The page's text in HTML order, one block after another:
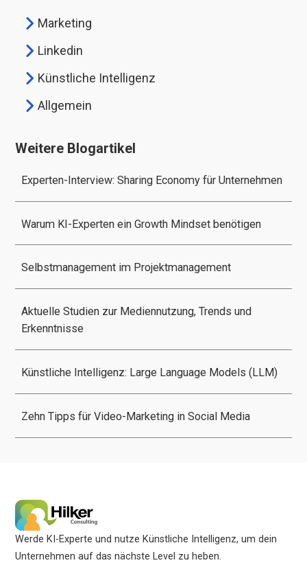
Marketing
Linkedin
Künstliche Intelligenz
Allgemein
Weitere Blogartikel
Experten-Interview: Sharing Economy für Unternehmen
Warum KI-Experten ein Growth Mindset benötigen
Selbstmanagement im Projektmanagement
Aktuelle Studien zur Mediennutzung, Trends und
Erkenntnisse
Künstliche Intelligenz: Large Language Models (LLM)
Zehn Tipps für Video-Marketing in Social Media
Werde KI-Experte und nutze Künstliche Intelligenz, um dein
Unternehmen auf das nächste Level zu heben.